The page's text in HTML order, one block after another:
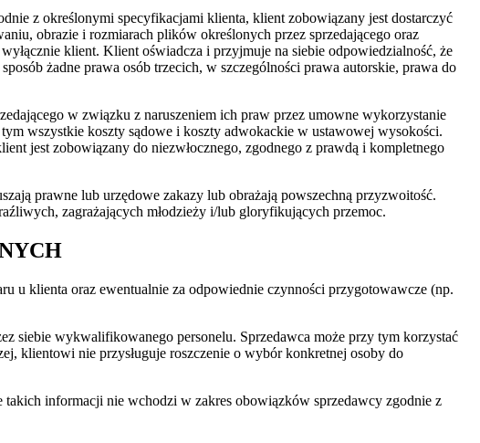
z określonymi specyfikacjami klienta, klient zobowiązany jest dostarczyć
obrazie i rozmiarach plików określonych przez sprzedającego oraz
klient. Klient oświadcza i przyjmuje na siebie odpowiedzialność, że
żadne prawa osób trzecich, w szczególności prawa autorskie, prawa do
w związku z naruszeniem ich praw przez umowne wykorzystanie
wszystkie koszty sądowe i koszty adwokackie w ustawowej wysokości.
jest zobowiązany do niezwłocznego, zgodnego z prawdą i kompletnego
prawne lub urzędowe zakazy lub obrażają powszechną przyzwoitość.
zagrażających młodzieży i/lub gloryfikujących przemoc.
u klienta oraz ewentualnie za odpowiednie czynności przygotowawcze (np.
siebie wykwalifikowanego personelu. Sprzedawca może przy tym korzystać
klientowi nie przysługuje roszczenie o wybór konkretnej osoby do
informacji nie wchodzi w zakres obowiązków sprzedawcy zgodnie z